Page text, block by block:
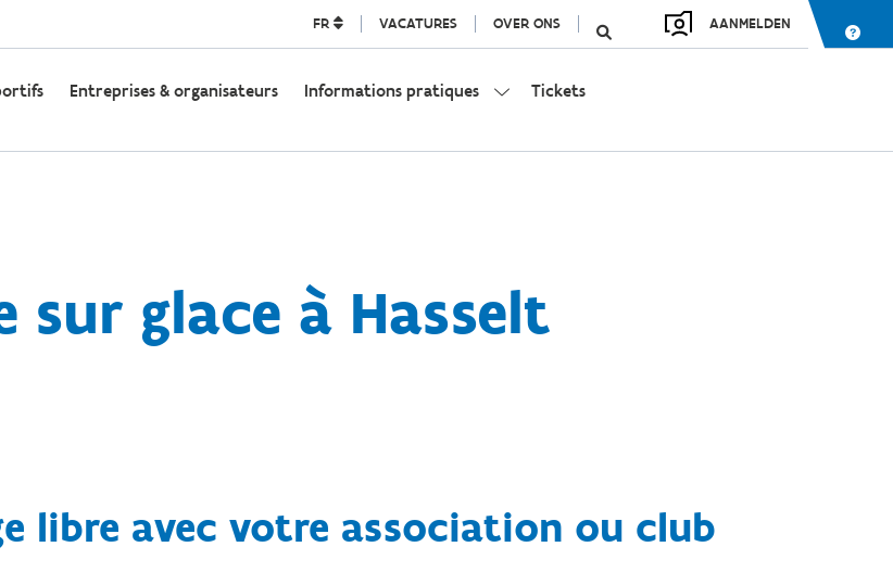
FR VACATURES OVER ONS AANMELDEN
Entreprises & organisateurs Informations pratiques Tickets
sur glace à Hasselt
libre avec votre association ou club